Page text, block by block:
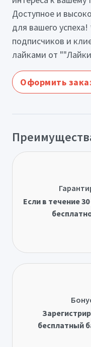
Доступное и
для вашего
подписчиков и
лайками от
Оформить
Если в течение
бесплатный